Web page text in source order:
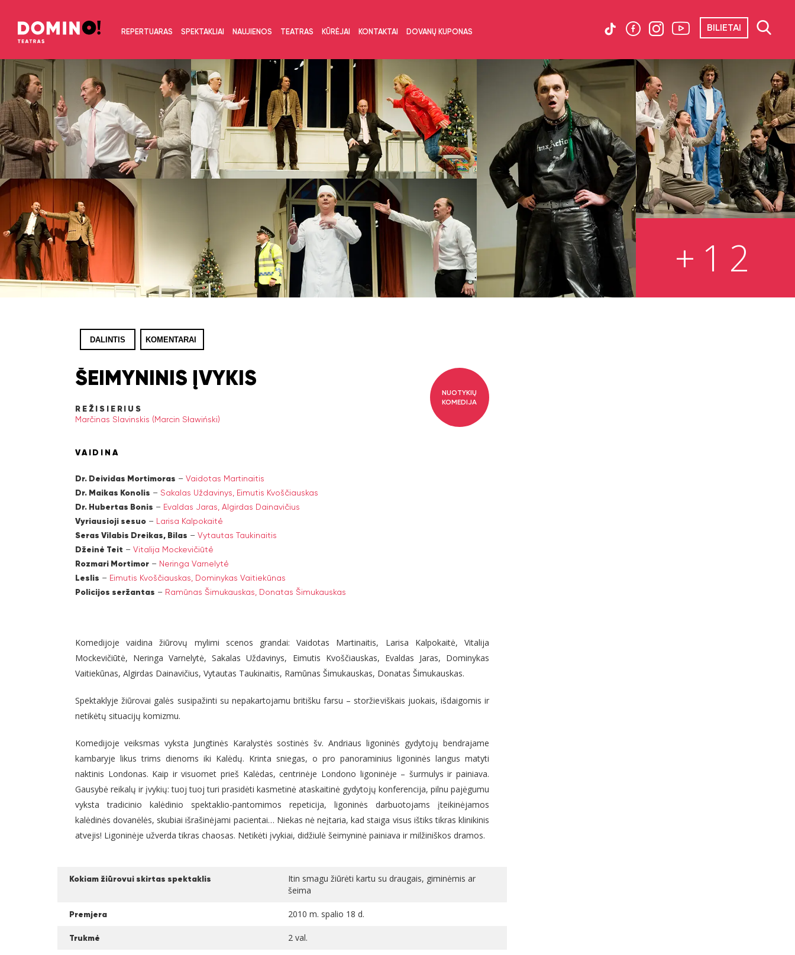
BILIETAI
REPERTUARAS SPEKTAKLIAI NAUJIENOS TEATRAS KŪRĖJAI KONTAKTAI DOVANŲ KUPONAS
+12
DALINTIS KOMENTARAI
ŠEIMYNINIS ĮVYKIS
REŽISIERIUS
Marčinas Slavinskis (Marcin Sławiński)
VAIDINA
Dr. Deividas Mortimoras – Vaidotas Martinaitis
Dr. Maikas Konolis – Sakalas Uždavinys, Eimutis Kvoščiauskas
Dr. Hubertas Bonis – Evaldas Jaras, Algirdas Dainavičius
Vyriausioji sesuo – Larisa Kalpokaitė
Seras Vilabis Dreikas, Bilas – Vytautas Taukinaitis
Džeinė Teit – Vitalija Mockevičiūtė
Rozmari Mortimor – Neringa Varnelytė
Leslis – Eimutis Kvoščiauskas, Dominykas Vaitiekūnas
Policijos seržantas – Ramūnas Šimukauskas, Donatas Šimukauskas
NUOTYKIŲ
KOMEDIJA
Komedijoje vaidina žiūrovų mylimi scenos grandai: Vaidotas Martinaitis, Larisa Kalpokaitė, Vitalija
Mockevičiūtė, Neringa Varnelytė, Sakalas Uždavinys, Eimutis Kvoščiauskas, Evaldas Jaras, Dominykas
Vaitiekūnas, Algirdas Dainavičius, Vytautas Taukinaitis, Ramūnas Šimukauskas, Donatas Šimukauskas.
Spektaklyje žiūrovai galės susipažinti su nepakartojamu britišku farsu – storžieviškais juokais, išdaigomis ir
netikėtų situacijų komizmu.
Komedijoje veiksmas vyksta Jungtinės Karalystės sostinės šv. Andriaus ligoninės gydytojų bendrajame
kambaryje likus trims dienoms iki Kalėdų. Krinta sniegas, o pro panoraminius ligoninės langus matyti
naktinis Londonas. Kaip ir visuomet prieš Kalėdas, centrinėje Londono ligoninėje – šurmulys ir painiava.
Gausybė reikalų ir įvykių: tuoj tuoj turi prasidėti kasmetinė ataskaitinė gydytojų konferencija, pilnu pajėgumu
vyksta tradicinio kalėdinio spektaklio-pantomimos repeticija, ligoninės darbuotojams įteikinėjamos
kalėdinės dovanėlės, skubiai išrašinėjami pacientai… Niekas nė neįtaria, kad staiga visus ištiks tikras klinikinis
atvejis! Ligoninėje užverda tikras chaosas. Netikėti įvykiai, didžiulė šeimyninė painiava ir milžiniškos dramos.
Kokiam žiūrovui skirtas spektaklis
Itin smagu žiūrėti kartu su draugais, giminėmis ar
šeima
Premjera 2010 m. spalio 18 d.
Trukmė 2 val.